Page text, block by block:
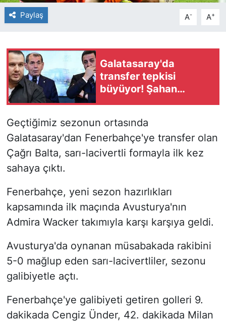
Paylaş A- A+
Galatasaray'da
transfer tepkisi
büyüyor! Şahan
Geçtiğimiz sezonun ortasında
Galatasaray'dan Fenerbahçe'ye transfer olan
Çağrı Balta, sarı-lacivertli formayla ilk kez
sahaya çıktı.
Fenerbahçe, yeni sezon hazırlıkları
kapsamında ilk maçında Avusturya'nın
Admira Wacker takımıyla karşı karşıya geldi.
Avusturya'da oynanan müsabakada rakibini
5-0 mağlup eden sarı-lacivertliler, sezonu
galibiyetle açtı.
Fenerbahçe'ye galibiyeti getiren golleri 9.
dakikada Cengiz Ünder, 42. dakikada Milan